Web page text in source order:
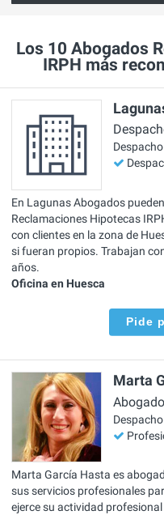
Los 10 Abogados
IRPH más
En Lagunas Abogados
Reclamaciones Hipotecas
con clientes en la zona de
si fueran propios. Trabajan
años.
Oficina en Huesca
Pide
Marta
Abogado
Marta García Hasta es
sus servicios profesionales
ejerce su actividad